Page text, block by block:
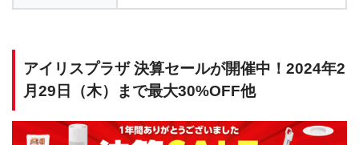
アイリスプラザ 決算セールが開催中！2024年2
月29日（木）まで最大30%OFF他